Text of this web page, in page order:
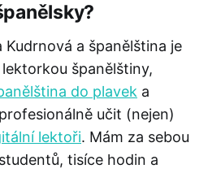
?
Kudrnová a španělština je
španělštiny,
do plavek a
učit (nejen)
lektoři. Mám za sebou
tisíce hodin a